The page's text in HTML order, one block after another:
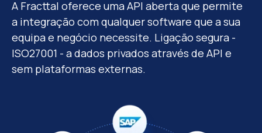
A Fracttal oferece uma API aberta que permite
a integração com qualquer software que a sua
equipa e negócio necessite. Ligação segura -
ISO27001 - a dados privados através de API e
sem plataformas externas.